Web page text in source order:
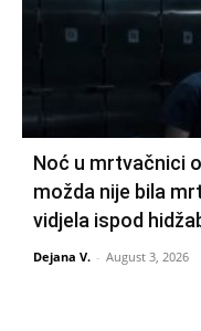
Noć u mrtvačnici
možda nije bila
vidjela ispod
Dejana V. - August 3, 2026